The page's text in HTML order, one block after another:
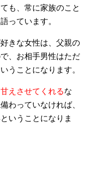
も、常に家族のこと
っています。
きな女性は、父親の
、お相手男性はただ
うことになります。
甘えさせてくれるな
わっていなければ、
いうことになりま